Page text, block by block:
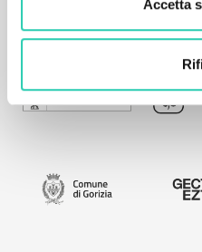
Accetta